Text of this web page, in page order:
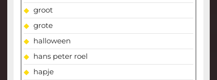
groot
grote
halloween
hans peter roel
hapje